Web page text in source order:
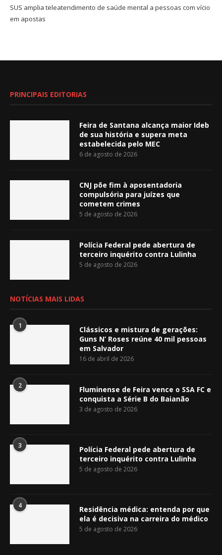
SUS amplia teleatendimento de saúde mental a pessoas com vício
em apostas
PRINCIPAIS EDITORIAS
Feira de Santana alcança maior Ideb
de sua história e supera meta
estabelecida pelo MEC
6 de agosto de 2026
CNJ põe fim à aposentadoria
compulsória para juízes que
cometem crimes
5 de agosto de 2026
Polícia Federal pede abertura de
terceiro inquérito contra Lulinha
5 de agosto de 2026
NOTÍCIAS MAIS LIDAS
1
Clássicos e mistura de gerações:
Guns N’ Roses reúne 40 mil pessoas
em Salvador
16 de abril de 2026
2
Fluminense de Feira vence o SSA FC e
conquista a Série B do Baianão
3 de agosto de 2026
3
Polícia Federal pede abertura de
terceiro inquérito contra Lulinha
5 de agosto de 2026
4
Residência médica: entenda por que
ela é decisiva na carreira do médico
5 de agosto de 2026